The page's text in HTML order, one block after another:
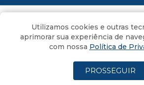
Todos os direitos reservados ao
Utilizamos cookies e outras
aprimorar sua experiência de
com nossa Política de
PROSSEGUIR